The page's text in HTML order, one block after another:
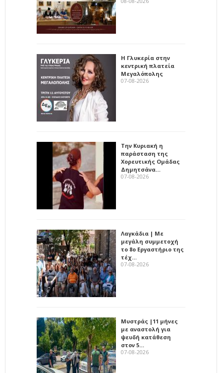
Η Γλυκερία στην
κεντρική πλατεία
Μεγαλόπολης
07-08-2026
Την Κυριακή η
παράσταση της
Χορευτικής Ομάδας
Δημητσάνα…
07-08-2026
Λαγκάδια | Με
μεγάλη συμμετοχή
το 8ο Εργαστήριο της
τέχ…
07-08-2026
Μυστράς |11 μήνες
με αναστολή για
ψευδή κατάθεση
στον 5…
07-08-2026